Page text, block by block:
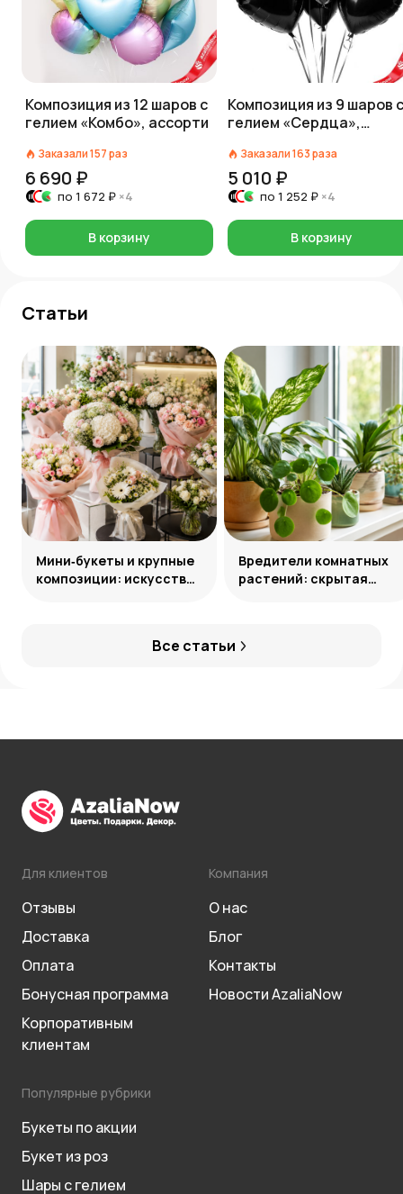
Композиция из 12 шаров с
гелием «Комбо», ассорти
Заказали157раз
6 690 ₽
по 1 672 ₽ ×4
В корзину
Композиция из 9 шаров с
гелием «Сердца»,
Заказали163раза
5 010 ₽
по 1 252 ₽ ×4
В корзину
Статьи
Все статьи
Мини‑букеты и крупные
композиции: искусство
Вредители комнатных
растений: скрытая
Для клиентов
Отзывы
Доставка
Оплата
Бонусная программа
Корпоративным
клиентам
Компания
О нас
Блог
Контакты
Новости AzaliaNow
Популярные рубрики
Букеты по акции
Букет из роз
Шары с гелием